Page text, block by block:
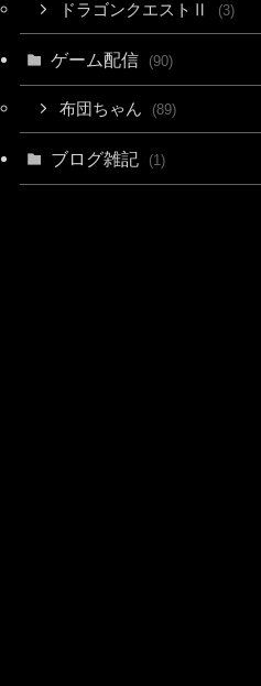
ドラゴンクエストⅡ (3)
ゲーム配信 (90)
布団ちゃん (89)
ブログ雑記 (1)